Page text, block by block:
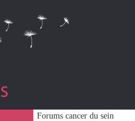
Forums cancer du sein